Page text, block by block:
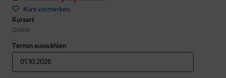
Kurs vormerken
Kursort
Online
,
Termin auswählen